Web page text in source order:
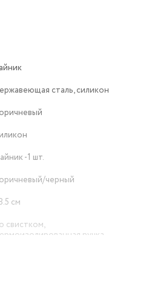
сталь, силикон
-1 шт.
черный
см
свистком,
ручка